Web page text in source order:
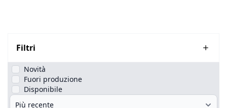
Filtri
Novità
Fuori produzione
Disponibile